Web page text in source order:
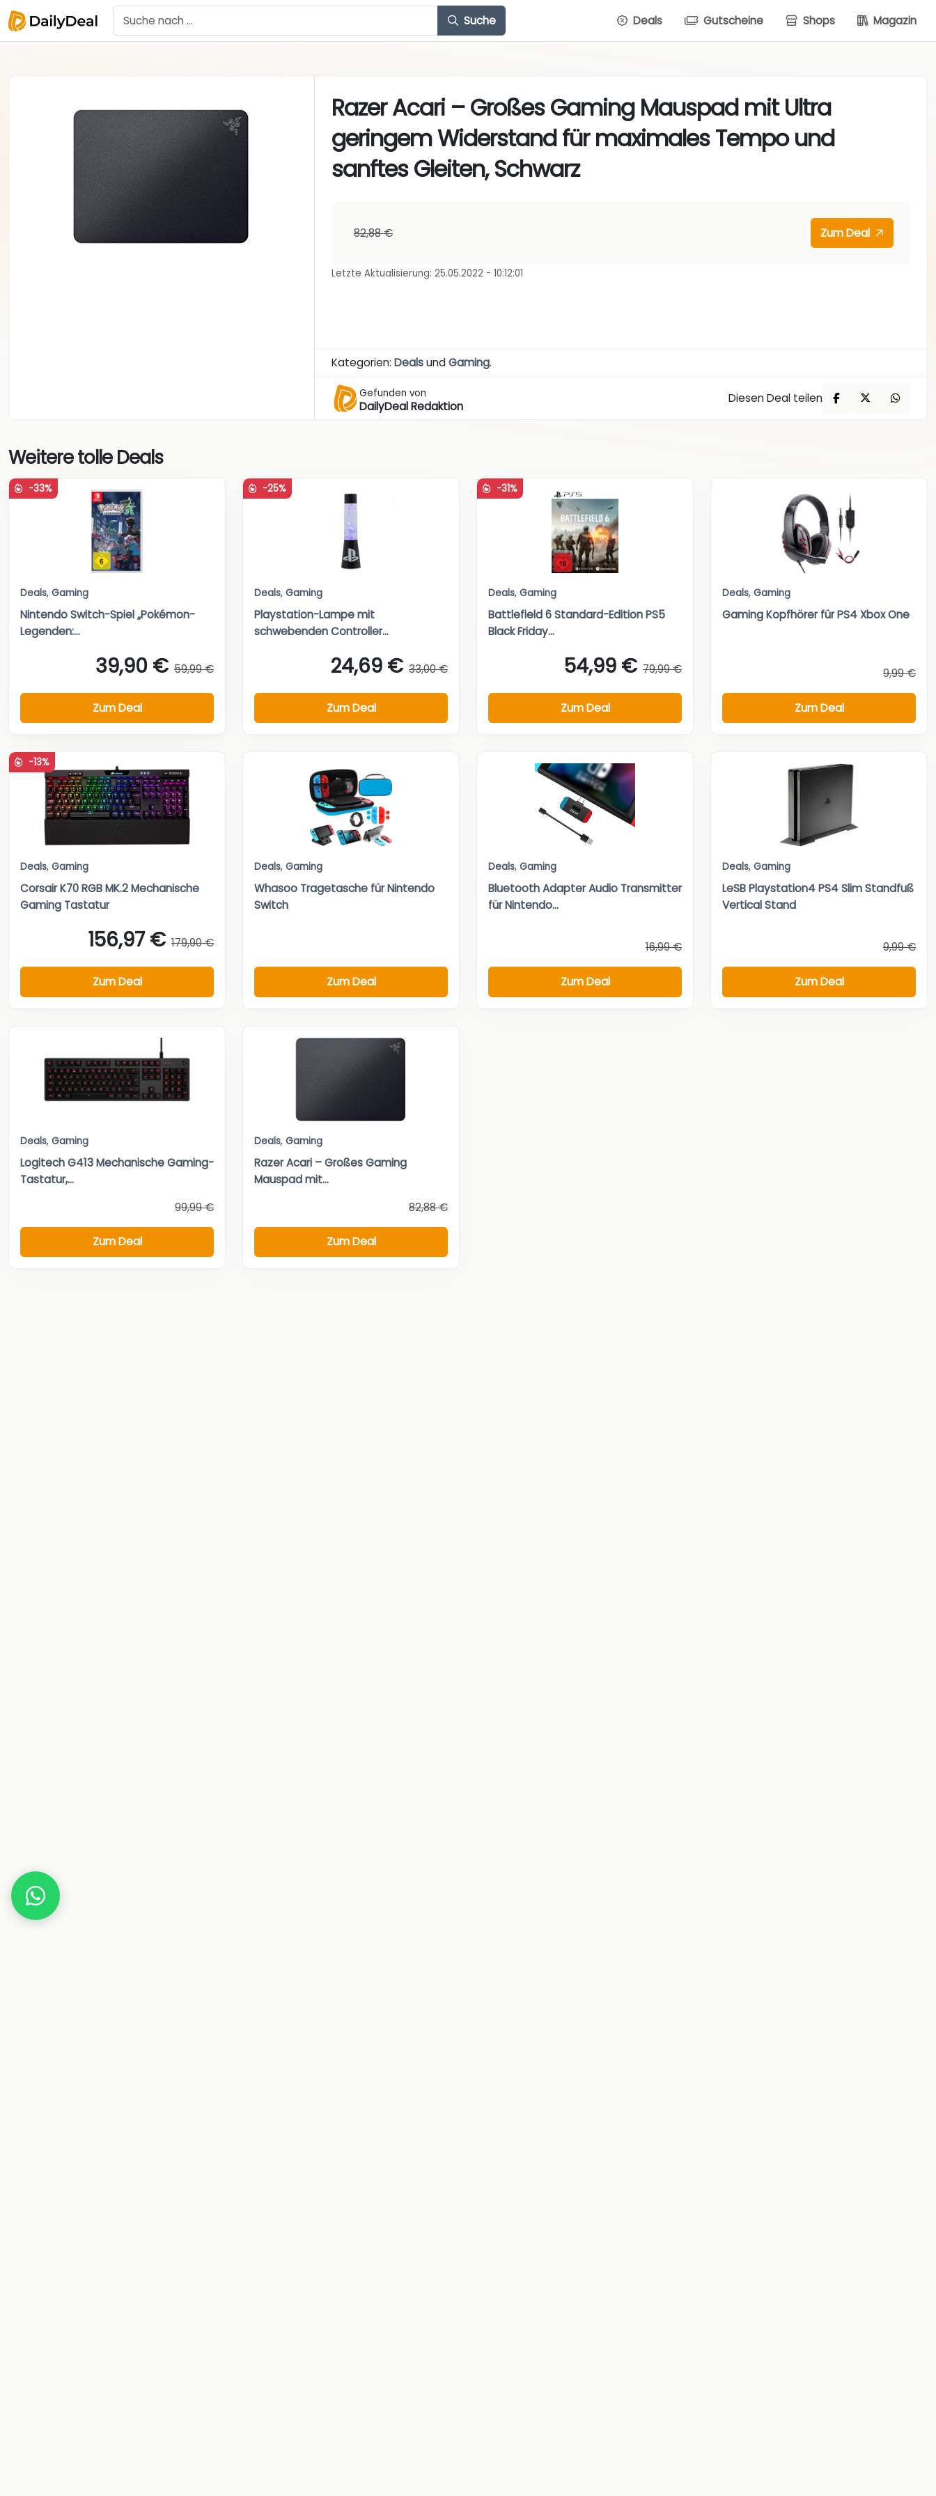
Suche Deals Gutscheine Shops Magazin
Razer Acari – Großes Gaming Mauspad mit Ultra
geringem Widerstand für maximales Tempo und
sanftes Gleiten, Schwarz
82,88 € Zum Deal
Letzte Aktualisierung: 25.05.2022 - 10:12:01
Kategorien:DealsundGaming.
Gefunden von
DailyDeal Redaktion
Diesen Deal teilen
Weitere tolle Deals
-33%
Deals, Gaming
Nintendo Switch-Spiel „Pokémon-
Legenden:...
39,90 € 59,99 €
Zum Deal
-25%
Deals, Gaming
Playstation-Lampe mit
schwebenden Controller...
24,69 € 33,00 €
Zum Deal
-31%
Deals, Gaming
Battlefield 6 Standard-Edition PS5
Black Friday...
54,99 € 79,99 €
Zum Deal
Deals, Gaming
Gaming Kopfhörer für PS4 Xbox One
9,99 €
Zum Deal
-13%
Deals, Gaming
Corsair K70 RGB MK.2 Mechanische
Gaming Tastatur
156,97 € 179,90 €
Zum Deal
Deals, Gaming
Whasoo Tragetasche für Nintendo
Switch
Zum Deal
Deals, Gaming
Bluetooth Adapter Audio Transmitter
für Nintendo...
16,99 €
Zum Deal
Deals, Gaming
LeSB Playstation4 PS4 Slim Standfuß
Vertical Stand
9,99 €
Zum Deal
Deals, Gaming
Logitech G413 Mechanische Gaming-
Tastatur,...
99,99 €
Zum Deal
Deals, Gaming
Razer Acari – Großes Gaming
Mauspad mit...
82,88 €
Zum Deal